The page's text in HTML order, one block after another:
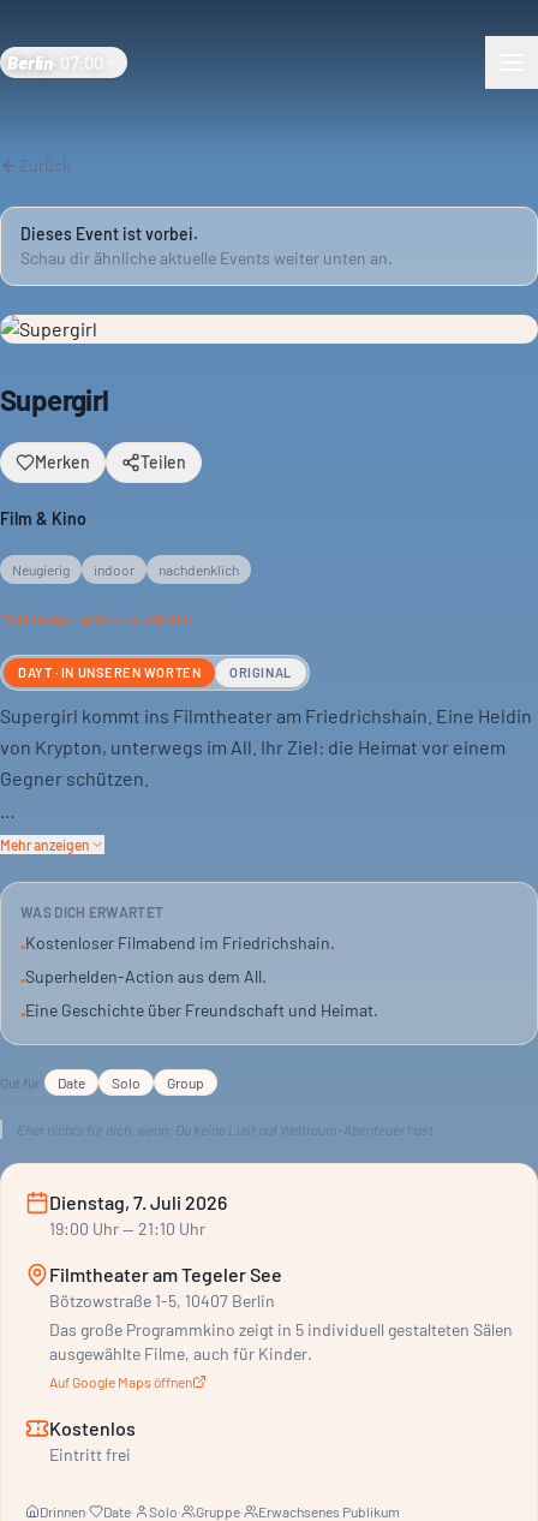
Berlin 07:00
Zurück
Dieses Event ist vorbei.
Schau dir ähnliche aktuelle Events weiter unten an.
Supergirl
Merken Teilen
Film & Kino
Neugierig indoor nachdenklich
Mehr neugierige Events in Berlin →
DAYT · IN UNSEREN WORTEN ORIGINAL
Supergirl kommt ins Filmtheater am Friedrichshain. Eine Heldin
von Krypton, unterwegs im All. Ihr Ziel: die Heimat vor einem
Gegner schützen.
Das Abenteuer ist actionreich. Es zeigt, wie unerwartete
Der Eintritt ist frei. Ein Abend für Fans von Weltraum-
Abenteuern und Superhelden-Geschichten.
Mehr anzeigen
WAS DICH ERWARTET
•Kostenloser Filmabend im Friedrichshain.
•Superhelden-Action aus dem All.
•Eine Geschichte über Freundschaft und Heimat.
Gut für Date Solo Group
Eher nichts für dich, wenn: Du keine Lust auf Weltraum-Abenteuer hast.
Dienstag, 7. Juli 2026
19:00 Uhr— 21:10 Uhr
Filmtheater am Tegeler See
Bötzowstraße 1-5, 10407 Berlin
Das große Programmkino zeigt in 5 individuell gestalteten Sälen
ausgewählte Filme, auch für Kinder.
Auf Google Maps öffnen
Kostenlos
Eintritt frei
Drinnen· Date· Solo· Gruppe· Erwachsenes Publikum